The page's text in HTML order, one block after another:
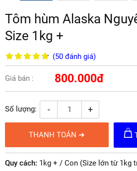
Tôm hùm Alaska
Size 1kg +
(50 đánh giá)
Giá bán : 800.000đ
Số lượng: - +
THANH TOÁN ➜
Quy cách: 1kg + / Con (Size lớn từ 1kg